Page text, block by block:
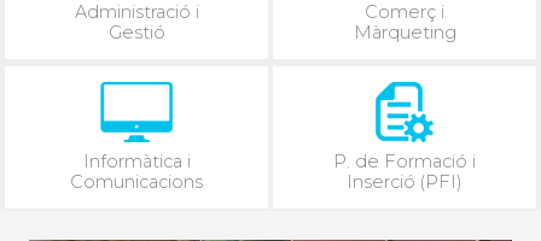
Administració i
Gestió
Comerç i
Màrqueting
Informàtica i
Comunicacions
P. de Formació i
Inserció (PFI)